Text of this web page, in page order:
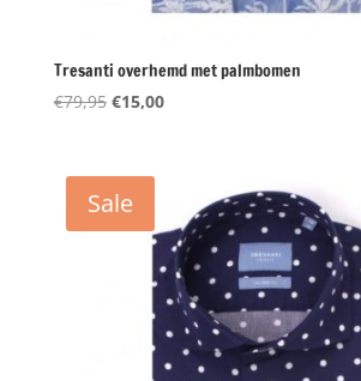
Tresanti overhemd met palmbomen
€79,95 Oorspronkelijke
€79,95.
€15,00Huidige
Sale